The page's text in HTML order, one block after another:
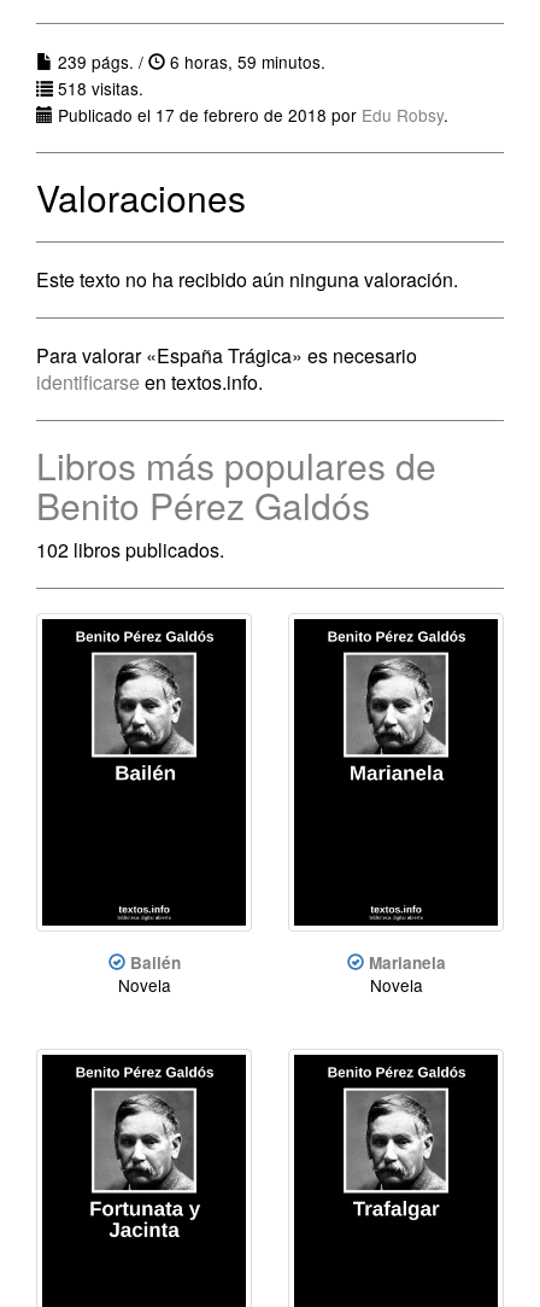
239 págs. /
6 horas, 59 minutos.
518 visitas.
Publicado el 17 de febrero de 2018 por Edu Robsy.
Valoraciones
Este texto no ha recibido aún ninguna valoración.
Para valorar «España Trágica» es necesario
identificarse en textos.info.
Libros más populares de
Benito Pérez Galdós
102 libros publicados.
Bailén
Novela
Marianela
Novela